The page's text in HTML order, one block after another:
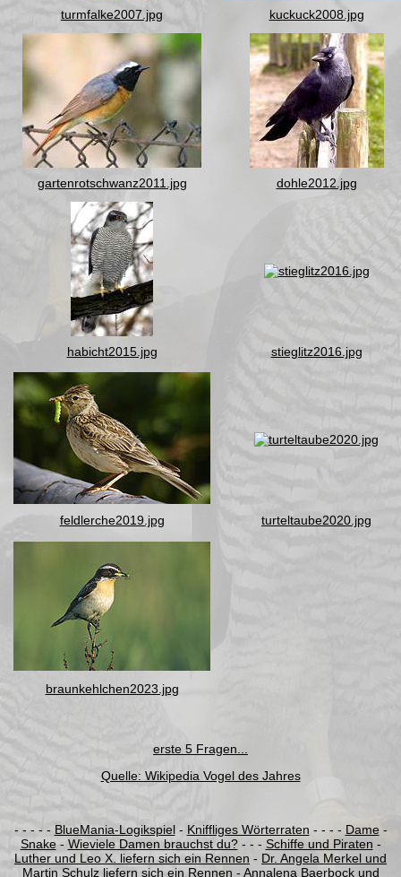
turmfalke2007.jpg kuckuck2008.jpg
gartenrotschwanz2011.jpg dohle2012.jpg
habicht2015.jpg stieglitz2016.jpg
feldlerche2019.jpg turteltaube2020.jpg
braunkehlchen2023.jpg
erste 5 Fragen...
Quelle: Wikipedia Vogel des Jahres
- - - - - BlueMania-Logikspiel- Kniffliges Wörterraten - - - - Dame-
Snake- Wieviele Damen brauchst du?- - - Schiffe und Piraten -
Luther und Leo X. liefern sich ein Rennen - Dr. Angela Merkel und
Martin Schulz liefern sich ein Rennen - Annalena Baerbock und